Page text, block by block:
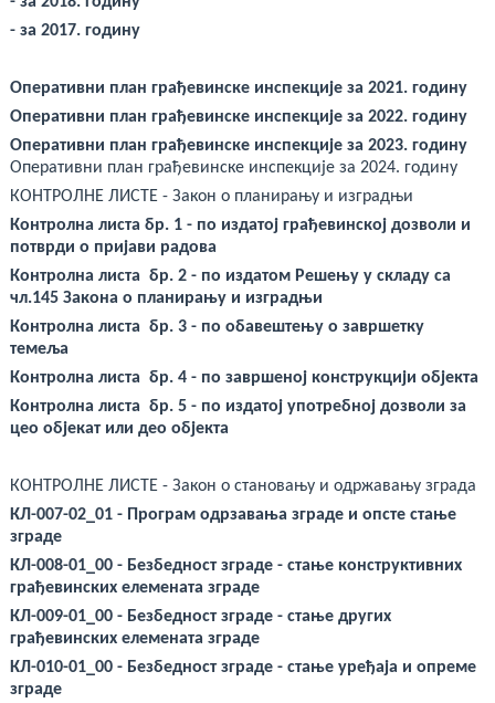
- за 2017. годину
Оперативни план грађевинске инспекције за 2021. годину
Оперативни план грађевинске инспекције за 2022. годину
Оперативни план грађевинске инспекције за 2023. годину
Оперативни план грађевинске инспекције за 2024. годину
КОНТРОЛНЕ ЛИСТЕ - Закон о планирању и изградњи
Контролна листа бр. 1 - по издатој грађевинској дозволи и
потврди о пријави радова
Контролна листа бр. 2 - по издатом Решењу у складу са
чл.145 Закона о планирању и изградњи
Контролна листа бр. 3 - по обавештењу о завршетку
темеља
Контролна листа бр. 4 - по завршеној конструкцији објекта
Контролна листа бр. 5 - по издатој употребној дозволи за
цео објекат или део објекта
КОНТРОЛНЕ ЛИСТЕ - Закон о становању и одржавању зграда
КЛ-007-02_01 - Програм одрзавања зграде и опсте стање
зграде
КЛ-008-01_00 - Безбедност зграде - стање конструктивних
грађевинских елемената зграде
КЛ-009-01_00 - Безбедност зграде - стање других
грађевинских елемената зграде
КЛ-010-01_00 - Безбедност зграде - стање уређаја и опреме
зграде